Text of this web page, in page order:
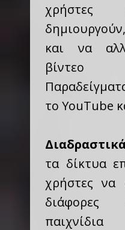
χρήστες
και να
βίντεο
το YouTube
τα δίκτυα
χρήστες να
διάφορες